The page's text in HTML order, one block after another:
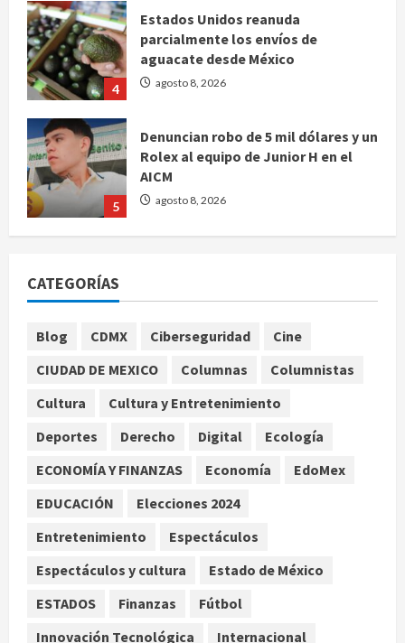
4
Estados Unidos reanuda
parcialmente los envíos de
aguacate desde México
agosto 8, 2026
5
Denuncian robo de 5 mil dólares y un
Rolex al equipo de Junior H en el
AICM
agosto 8, 2026
México y Perú restablecen
años de enfrentamientos
agosto 8, 2026
Brandon Clarke por consumo de
heroína y cocaína
Estados Unidos reanuda
CATEGORÍAS
Blog CDMX Ciberseguridad
Cine
CIUDAD DE MEXICO
Columnas
Columnistas
Cultura
Cultura y Entretenimiento
Deportes
Derecho Digital
Ecología
ECONOMÍA Y FINANZAS
Economía
EdoMex
EDUCACIÓN
Elecciones 2024
Entretenimiento
Espectáculos
Espectáculos y cultura
Estado de México
ESTADOS
Finanzas
Fútbol
Innovación Tecnológica
Internacional